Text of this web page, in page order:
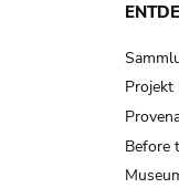
Projekt
Before